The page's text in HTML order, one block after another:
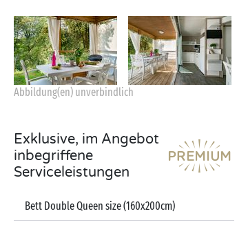
Abbildung(en) unverbindlich
Exklusive, im Angebot
inbegriffene
Serviceleistungen
Bett Double Queen size (160x200cm)